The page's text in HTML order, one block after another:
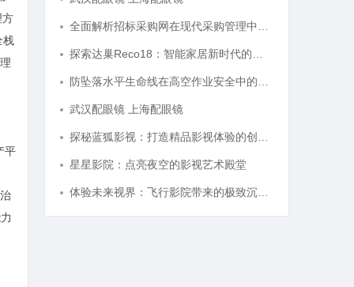
方
栈
平
武汉配眼镜 上海配眼镜
星星影院：点亮夜空的影视艺术殿堂